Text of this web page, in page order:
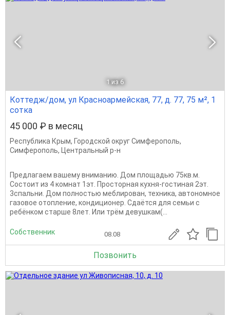
1 из 6
Коттедж/дом, ул Красноармейская, 77, д. 77, 75 м², 1
сотка
45 000 ₽ в месяц
Республика Крым, Городской округ Симферополь,
Симферополь, Центральный р-н
Предлагаем вашему вниманию. Дом площадью 75кв.м.
Состоит из 4 комнат 1эт. Просторная кухня-гостиная 2эт.
3спальни. Дом полностью меблирован, техника, автономное
газовое отопление, кондиционер. Сдаётся для семьи с
ребёнком старше 8лет. Или трём девушкам(...
Собственник 08.08
Позвонить